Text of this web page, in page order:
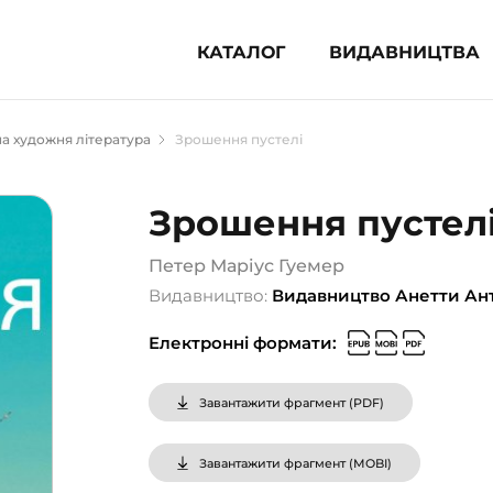
КАТАЛОГ ВИДАВНИЦТВА
література (1854)
для підлітків (240)
популярна література (1015)
література та посібники
довідники, словники
сертифікати (1)
художня література Зрошення пустелі
Зрошення
Петер Маріус Гуемер
Видавництво: Видавництво Анетти
Електронні формати:
Завантажити фрагмент (PDF)
Завантажити фрагмент (MOBI)